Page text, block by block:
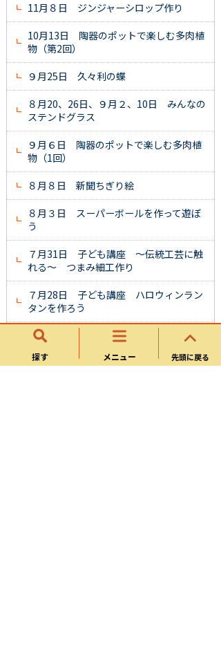
探す メニュー 先頭に戻る
11月８日 ジンジャーシロップ作り
10月13日 陶器のポットで楽しむ多肉植
物（第2回）
９月25日 久々利の蝶
８月20、26日、９月２、10日 みんなの
ステンドグラス
９月６日 陶器のポットで楽しむ多肉植
物（1回）
８月８日 新聞ちぎり絵
８月３日 スーパーボールを作って遊ぼ
う
７月31日 子ども講座 ～伝統工芸に触
れる～ つまみ細工作り
７月28日 子ども講座 ハロウィンラン
タンを作ろう
６月1日、24日 久々利わいわい農園